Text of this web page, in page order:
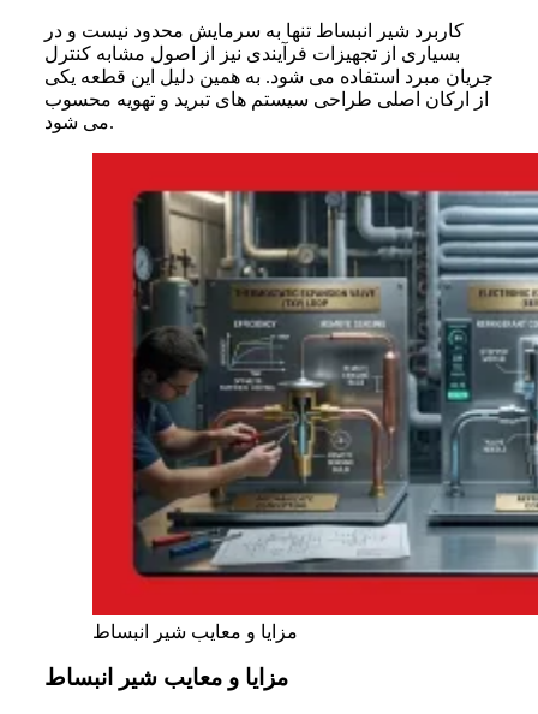
کاربرد شیر انبساط تنها به سرمایش محدود نیست و در
بسیاری از تجهیزات فرآیندی نیز از اصول مشابه کنترل
جریان مبرد استفاده می شود. به همین دلیل این قطعه یکی
از ارکان اصلی طراحی سیستم های تبرید و تهویه محسوب
می شود.
مزایا و معایب شیر انبساط
مزایا و معایب شیر انبساط